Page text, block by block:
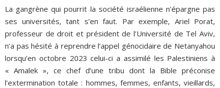
La gangrène qui pourrit la société israélienne n’épargne pas
ses universités, tant s’en faut. Par exemple, Ariel Porat,
professeur de droit et président de l’Université de Tel Aviv,
n’a pas hésité à reprendre l’appel génocidaire de Netanyahou
lorsqu’en octobre 2023 celui-ci a assimilé les Palestiniens à
« Amalek », ce chef d’une tribu dont la Bible préconise
l’extermination totale : hommes, femmes, enfants, vieillards,